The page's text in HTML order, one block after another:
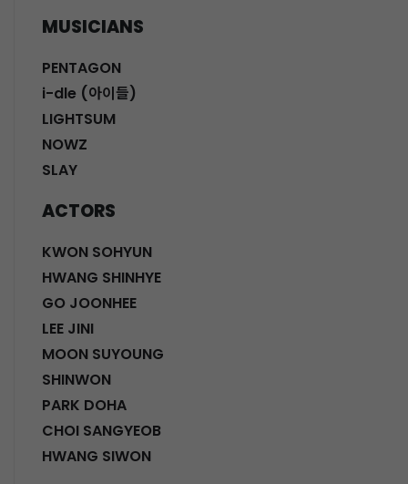
MUSICIANS
PENTAGON
i-dle (아이들)
LIGHTSUM
NOWZ
SLAY
ACTORS
KWON SOHYUN
HWANG SHINHYE
GO JOONHEE
LEE JINI
MOON SUYOUNG
SHINWON
PARK DOHA
CHOI SANGYEOB
HWANG SIWON